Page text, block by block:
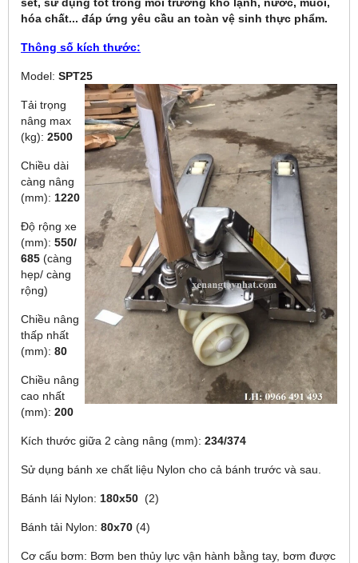
hóa chất... đáp ứng yêu cầu an toàn vệ sinh thực phẩm.
Thông số kích thước:
Model: SPT25
Tải trọng
nâng max
(kg): 2500
Chiều dài
càng nâng
(mm): 1220
Độ rộng xe
(mm): 550/
685 (càng
hẹp/ càng
rộng)
Chiều nâng
thấp nhất
(mm): 80
Chiều nâng
cao nhất
(mm): 200
Kích thước giữa 2 càng nâng (mm): 234/374
Sử dụng bánh xe chất liệu Nylon cho cả bánh trước và sau.
Bánh lái Nylon: 180x50 (2)
Bánh tải Nylon: 80x70 (4)
Cơ cấu bơm: Bơm ben thủy lực vận hành bằng tay, bơm được